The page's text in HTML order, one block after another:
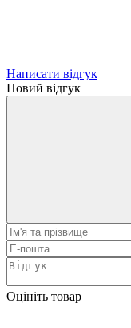
Написати відгук
Новий відгук
Оцініть товар